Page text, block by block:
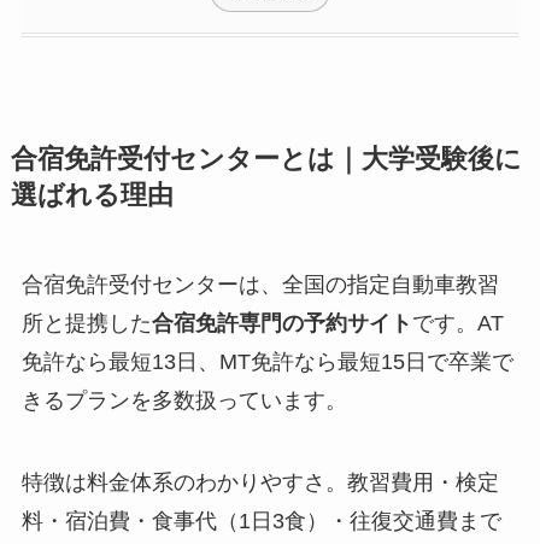
合宿免許受付センターとは｜大学受験後に
選ばれる理由
合宿免許受付センターは、全国の指定自動車教習
所と提携した合宿免許専門の予約サイト です。AT
免許なら最短13日、MT免許なら最短15日で卒業で
きるプランを多数扱っています。
特徴は料金体系のわかりやすさ。教習費用・検定
料・宿泊費・食事代（1日3食）・往復交通費まで